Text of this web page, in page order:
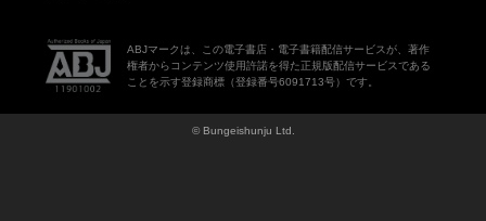
ABJマークは、この電子書店・電子書籍配信サービスが、著作
権者からコンテンツ使用許諾を得た正規版配信サービスである
ことを示す登録商標（登録番号6091713号）です。
© Bungeishunju Ltd.